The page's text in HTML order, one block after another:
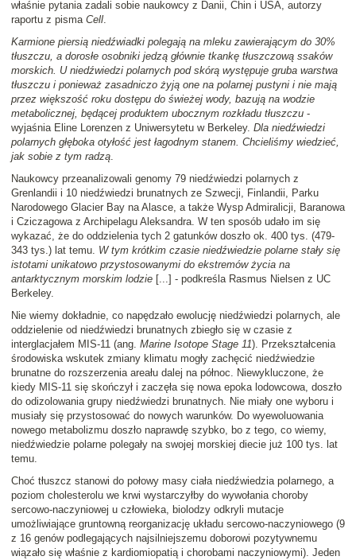
właśnie pytania zadali sobie naukowcy z Danii, Chin i USA, autorzy
raportu z pisma Cell.
Karmione piersią niedźwiadki polegają na mleku zawierającym do 30%
tłuszczu, a dorosłe osobniki jedzą głównie tkankę tłuszczową ssaków
morskich. U niedźwiedzi polarnych pod skórą występuje gruba warstwa
tłuszczu i ponieważ zasadniczo żyją one na polarnej pustyni i nie mają
przez większość roku dostępu do świeżej wody, bazują na wodzie
metabolicznej, będącej produktem ubocznym rozkładu tłuszczu -
wyjaśnia Eline Lorenzen z Uniwersytetu w Berkeley. Dla niedźwiedzi
polarnych głęboka otyłość jest łagodnym stanem. Chcieliśmy wiedzieć,
jak sobie z tym radzą.
Naukowcy przeanalizowali genomy 79 niedźwiedzi polarnych z
Grenlandii i 10 niedźwiedzi brunatnych ze Szwecji, Finlandii, Parku
Narodowego Glacier Bay na Alasce, a także Wysp Admiralicji, Baranowa
i Cziczagowa z Archipelagu Aleksandra. W ten sposób udało im się
wykazać, że do oddzielenia tych 2 gatunków doszło ok. 400 tys. (479-
343 tys.) lat temu. W tym krótkim czasie niedźwiedzie polarne stały się
istotami unikatowo przystosowanymi do ekstremów życia na
antarktycznym morskim lodzie [...] - podkreśla Rasmus Nielsen z UC
Berkeley.
Nie wiemy dokładnie, co napędzało ewolucję niedźwiedzi polarnych, ale
oddzielenie od niedźwiedzi brunatnych zbiegło się w czasie z
interglacjałem MIS-11 (ang. Marine Isotope Stage 11). Przekształcenia
środowiska wskutek zmiany klimatu mogły zachęcić niedźwiedzie
brunatne do rozszerzenia areału dalej na północ. Niewykluczone, że
kiedy MIS-11 się skończył i zaczęła się nowa epoka lodowcowa, doszło
do odizolowania grupy niedźwiedzi brunatnych. Nie miały one wyboru i
musiały się przystosować do nowych warunków. Do wyewoluowania
nowego metabolizmu doszło naprawdę szybko, bo z tego, co wiemy,
niedźwiedzie polarne polegały na swojej morskiej diecie już 100 tys. lat
temu.
Choć tłuszcz stanowi do połowy masy ciała niedźwiedzia polarnego, a
poziom cholesterolu we krwi wystarczyłby do wywołania choroby
sercowo-naczyniowej u człowieka, biolodzy odkryli mutacje
umożliwiające gruntowną reorganizację układu sercowo-naczyniowego (9
z 16 genów podlegających najsilniejszemu doborowi pozytywnemu
wiązało się właśnie z kardiomiopatią i chorobami naczyniowymi). Jeden